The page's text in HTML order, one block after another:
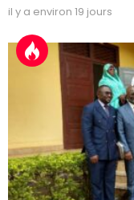
il y a environ 19 jours